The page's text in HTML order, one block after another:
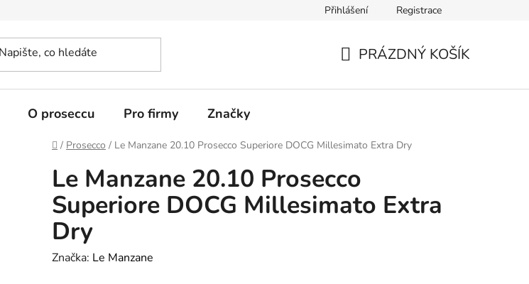
Přihlášení Registrace
PRÁZDNÝ KOŠÍK
O proseccu Pro firmy Značky
Domů
/ Prosecco / Le Manzane 20.10 Prosecco Superiore DOCG Millesimato Extra Dry
Le Manzane 20.10 Prosecco
Superiore DOCG Millesimato Extra
Dry
Značka: Le Manzane